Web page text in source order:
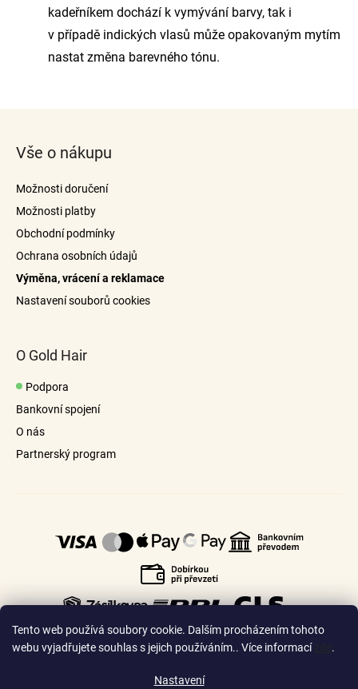
Tento web používá soubory cookie. Dalším procházením tohoto
webu vyjadřujete souhlas s jejich používáním.. Více informací
.
Nastavení
kadeřníkem dochází k vymývání barvy, tak i
v případě indických vlasů může opakovaným mytím
nastat změna barevného tónu.
Vše o nákupu
Možnosti doručení
Možnosti platby
Obchodní podmínky
Ochrana osobních údajů
Výměna, vrácení a reklamace
Nastavení souborů cookies
O Gold Hair
Podpora
Bankovní spojení
O nás
Partnerský program